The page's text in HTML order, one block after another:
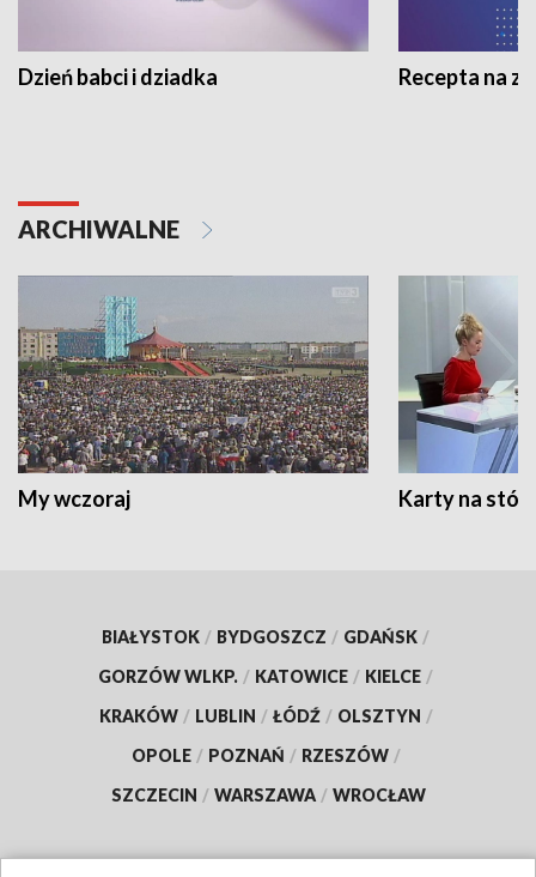
Dzień babci i dziadka Recepta na
ARCHIWALNE
My wczoraj Karty na
BIAŁYSTOK / BYDGOSZCZ / GDAŃSK /
GORZÓW WLKP. / KATOWICE / KIELCE /
KRAKÓW / LUBLIN / ŁÓDŹ / OLSZTYN /
OPOLE / POZNAŃ / RZESZÓW /
SZCZECIN / WARSZAWA / WROCŁAW